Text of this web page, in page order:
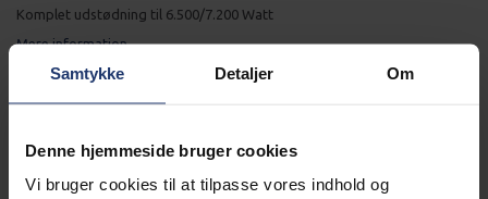
Samtykke Detaljer Om
Denne hjemmeside bruger cookies
Vi bruger cookies til at tilpasse vores indhold og
Komplet udstødning til 6.500/7.200 Watt
Mere information
Alle Generatorer leveres gratis